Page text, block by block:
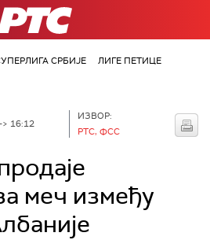
РТС
СРБИЈЕ
ЛИГЕ ПЕТИЦЕ
16:12
ИЗВОР:
РТС, ФСС
меч између